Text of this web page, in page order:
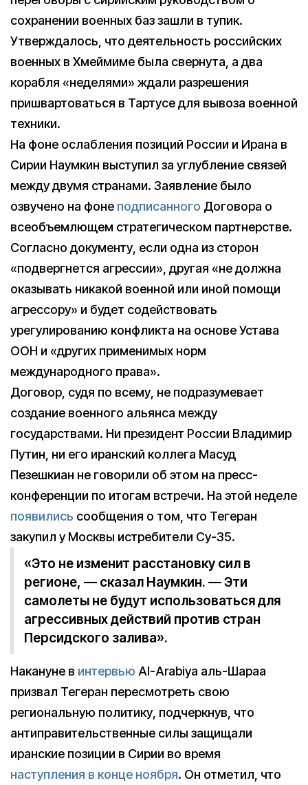
сохранении военных баз зашли в тупик.
Утверждалось, что деятельность российских
военных в Хмеймиме была свернута, а два
корабля «неделями» ждали разрешения
пришвартоваться в Тартусе для вывоза военной
техники.
На фоне ослабления позиций России и Ирана в
Сирии Наумкин выступил за углубление связей
между двумя странами. Заявление было
озвучено на фоне подписанного Договора о
всеобъемлющем стратегическом партнерстве.
Согласно документу, если одна из сторон
«подвергнется агрессии», другая «не должна
оказывать никакой военной или иной помощи
агрессору» и будет содействовать
урегулированию конфликта на основе Устава
ООН и «других применимых норм
международного права».
Договор, судя по всему, не подразумевает
создание военного альянса между
государствами. Ни президент России Владимир
Путин, ни его иранский коллега Масуд
Пезешкиан не говорили об этом на пресс-
конференции по итогам встречи. На этой неделе
появились сообщения о том, что Тегеран
закупил у Москвы истребители Су-35.
«Это не изменит расстановку сил в
регионе, — сказал Наумкин. — Эти
самолеты не будут использоваться для
агрессивных действий против стран
Персидского залива».
Накануне в интервью Al-Arabiya аль-Шараа
призвал Тегеран пересмотреть свою
региональную политику, подчеркнув, что
антиправительственные силы защищали
иранские позиции в Сирии во время
наступления в конце ноября. Он отметил, что